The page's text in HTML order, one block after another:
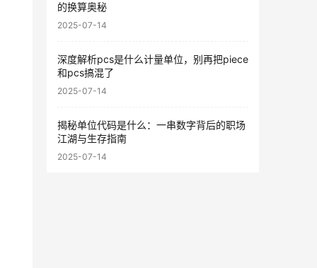
的换算奥秘
2025-07-14
深度解析pcs是什么计量单位，别再把piece
和pcs搞混了
2025-07-14
揭秘单位代码是什么：一串数字背后的职场
江湖与生存指南
2025-07-14